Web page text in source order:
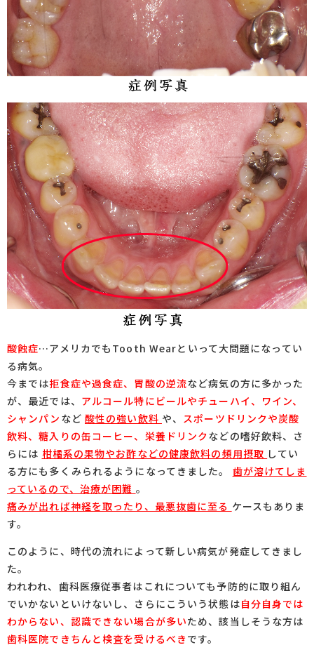
酸蝕症…アメリカでもTooth Wearといって大問題になってい
る病気。
今までは拒食症や過食症、胃酸の逆流など病気の方に多かった
が、最近では、 アルコール特にビールやチューハイ、ワイン、
シャンパン など 酸性の強い飲料 や、 スポーツドリンクや炭酸
飲料、糖入りの缶コーヒー、栄養ドリンクなどの嗜好飲料、さ
らには 柑橘系の果物やお酢などの健康飲料の頻用摂取 してい
る方にも多くみられるようになってきました。
歯が溶けてしま
っているので、治療が困難 。
痛みが出れば神経を取ったり、最悪抜歯に至る ケースもありま
す。
このように、時代の流れによって新しい病気が発症してきまし
た。
われわれ、歯科医療従事者はこれについても予防的に取り組ん
でいかないといけないし、さらにこういう状態は自分自身では
わからない、認識できない場合が多いため、該当しそうな方は
歯科医院できちんと検査を受けるべき です。